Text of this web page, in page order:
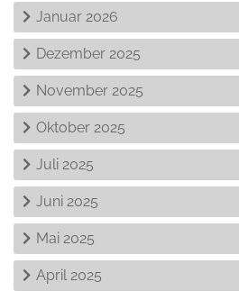
Januar 2026
Dezember 2025
November 2025
Oktober 2025
Juli 2025
Juni 2025
Mai 2025
April 2025